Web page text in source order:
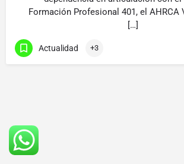
Formación Profesional 401, el AHRCA
[…]
Actualidad +3